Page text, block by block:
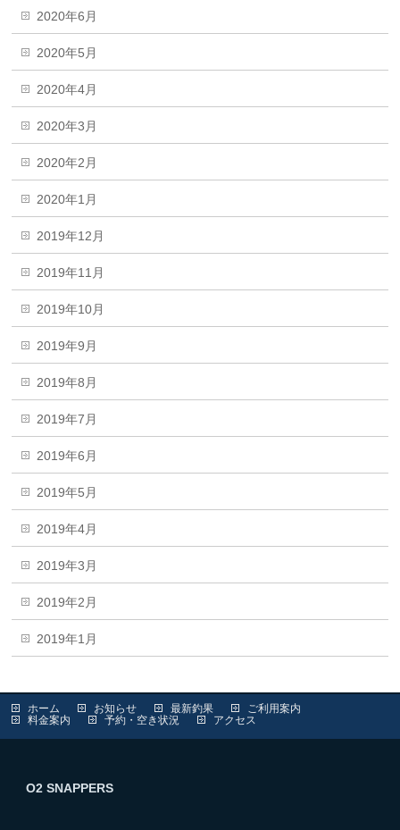
2020年6月
2020年5月
2020年4月
2020年3月
2020年2月
2020年1月
2019年12月
2019年11月
2019年10月
2019年9月
2019年8月
2019年7月
2019年6月
2019年5月
2019年4月
2019年3月
2019年2月
2019年1月
ホーム お知らせ 最新釣果
ご利用案内
料金案内
予約・空き状況 アクセス
O2 SNAPPERS